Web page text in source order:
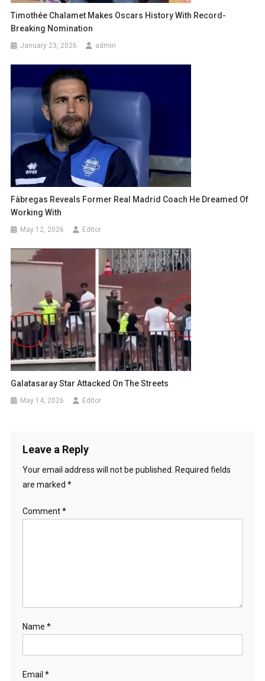
Timothée Chalamet Makes Oscars History With Record-
Breaking Nomination
January 23, 2026 admin
Fàbregas Reveals Former Real Madrid Coach He Dreamed Of
Working With
May 12, 2026 Editor
Galatasaray Star Attacked On The Streets
May 14, 2026 Editor
Leave a Reply
Your email address will not be published.
Required fields
are marked *
Comment*
Name *
Email *